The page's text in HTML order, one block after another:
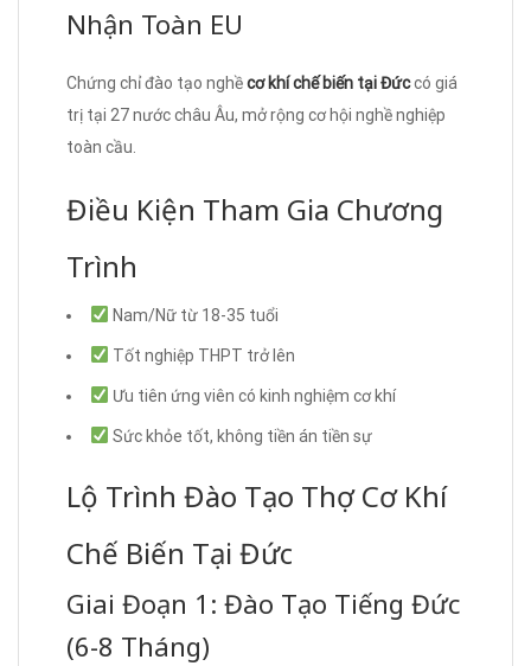
Nhận Toàn EU
Chứng chỉ đào tạo nghềcơ khí chế biến tại Đứccó giá
trị tại 27 nước châu Âu, mở rộng cơ hội nghề nghiệp
toàn cầu.
Điều Kiện Tham Gia Chương
Trình
Nam/Nữ từ 18-35 tuổi
Tốt nghiệp THPT trở lên
Ưu tiên ứng viên có kinh nghiệm cơ khí
Sức khỏe tốt, không tiền án tiền sự
Lộ Trình Đào Tạo Thợ Cơ Khí
Chế Biến Tại Đức
Giai Đoạn 1: Đào Tạo Tiếng Đức
(6-8 Tháng)